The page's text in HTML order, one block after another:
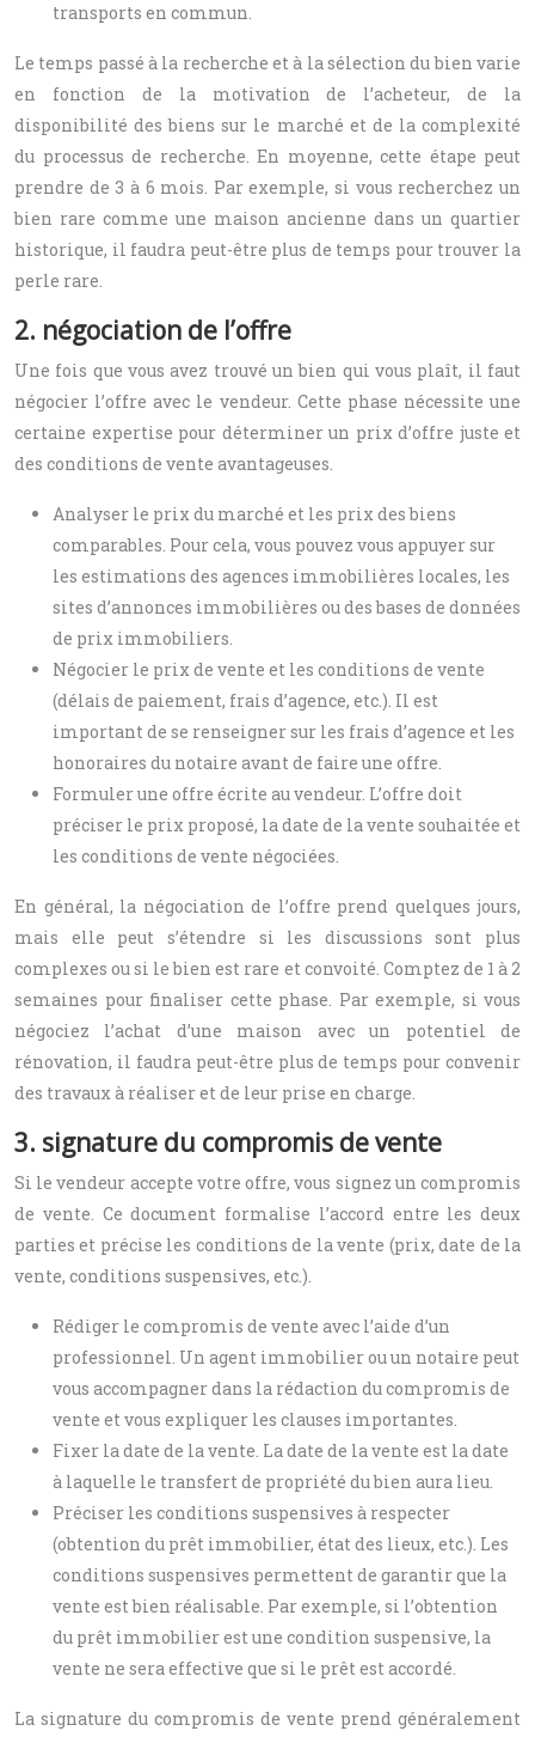
transports en commun.
Le temps passé à la recherche et à la sélection du bien varie
en fonction de la motivation de l’acheteur, de la
disponibilité des biens sur le marché et de la complexité
du processus de recherche. En moyenne, cette étape peut
prendre de 3 à 6 mois. Par exemple, si vous recherchez un
bien rare comme une maison ancienne dans un quartier
historique, il faudra peut-être plus de temps pour trouver la
perle rare.
2. négociation de l’offre
Une fois que vous avez trouvé un bien qui vous plaît, il faut
négocier l’offre avec le vendeur. Cette phase nécessite une
certaine expertise pour déterminer un prix d’offre juste et
des conditions de vente avantageuses.
Analyser le prix du marché et les prix des biens
comparables. Pour cela, vous pouvez vous appuyer sur
les estimations des agences immobilières locales, les
sites d’annonces immobilières ou des bases de données
de prix immobiliers.
Négocier le prix de vente et les conditions de vente
(délais de paiement, frais d’agence, etc.). Il est
important de se renseigner sur les frais d’agence et les
honoraires du notaire avant de faire une offre.
Formuler une offre écrite au vendeur. L’offre doit
préciser le prix proposé, la date de la vente souhaitée et
les conditions de vente négociées.
En général, la négociation de l’offre prend quelques jours,
mais elle peut s’étendre si les discussions sont plus
complexes ou si le bien est rare et convoité. Comptez de 1 à 2
semaines pour finaliser cette phase. Par exemple, si vous
négociez l’achat d’une maison avec un potentiel de
rénovation, il faudra peut-être plus de temps pour convenir
des travaux à réaliser et de leur prise en charge.
3. signature du compromis de vente
Si le vendeur accepte votre offre, vous signez un compromis
de vente. Ce document formalise l’accord entre les deux
parties et précise les conditions de la vente (prix, date de la
vente, conditions suspensives, etc.).
Rédiger le compromis de vente avec l’aide d’un
professionnel. Un agent immobilier ou un notaire peut
vous accompagner dans la rédaction du compromis de
vente et vous expliquer les clauses importantes.
Fixer la date de la vente. La date de la vente est la date
à laquelle le transfert de propriété du bien aura lieu.
Préciser les conditions suspensives à respecter
(obtention du prêt immobilier, état des lieux, etc.). Les
conditions suspensives permettent de garantir que la
vente est bien réalisable. Par exemple, si l’obtention
du prêt immobilier est une condition suspensive, la
vente ne sera effective que si le prêt est accordé.
La signature du compromis de vente prend généralement